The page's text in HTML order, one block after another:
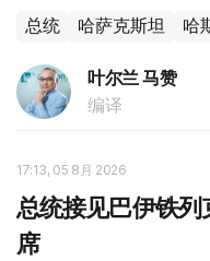
总统 哈萨克斯坦 哈
叶尔兰 马赞
编译
17:13, 05 8月 2026
总统接见巴伊铁
席